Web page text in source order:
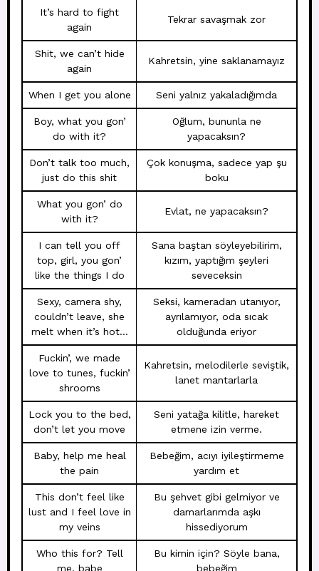
It’s hard to fight
again
Tekrar savaşmak zor
Shit, we can’t hide
again
Kahretsin, yine saklanamayız
When I get you alone Seni yalnız yakaladığımda
Boy, what you gon’
do with it?
Oğlum, bununla ne
yapacaksın?
Don’t talk too much,
just do this shit
Çok konuşma, sadece yap şu
boku
What you gon’ do
with it?
Evlat, ne yapacaksın?
I can tell you off
top, girl, you gon’
like the things I do
Sana baştan söyleyebilirim,
kızım, yaptığım şeyleri
seveceksin
Sexy, camera shy,
couldn’t leave, she
melt when it’s hot…
Seksi, kameradan utanıyor,
ayrılamıyor, oda sıcak
olduğunda eriyor
Fuckin’, we made
love to tunes, fuckin’
shrooms
Kahretsin, melodilerle seviştik,
lanet mantarlarla
Lock you to the bed,
don’t let you move
Seni yatağa kilitle, hareket
etmene izin verme.
Baby, help me heal
the pain
Bebeğim, acıyı iyileştirmeme
yardım et
This don’t feel like
lust and I feel love in
my veins
Bu şehvet gibi gelmiyor ve
damarlarımda aşkı
hissediyorum
Who this for? Tell
me, babe
Bu kimin için? Söyle bana,
bebeğim